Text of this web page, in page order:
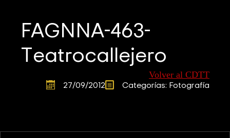
FAGNNA-463-
Teatrocallejero
Volver al CDTT
27/09/2012 Categorías: Fotografía